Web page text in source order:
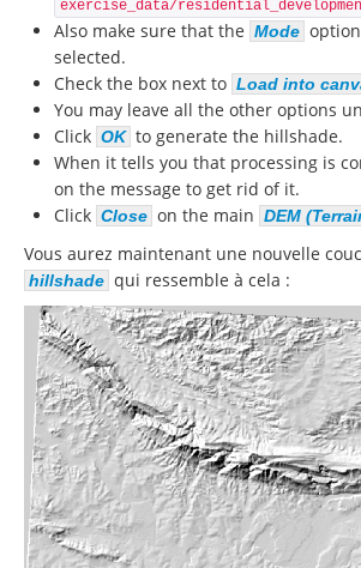
exercise_data/
Also make sure that the Mode
selected.
Check the box next to Load into
You may leave all the other options
Click OK to generate the hillshade.
When it tells you that processing is
on the message to get rid of it.
Click Close on the main DEM
Vous aurez maintenant une nouvelle
hillshade qui ressemble à cela :